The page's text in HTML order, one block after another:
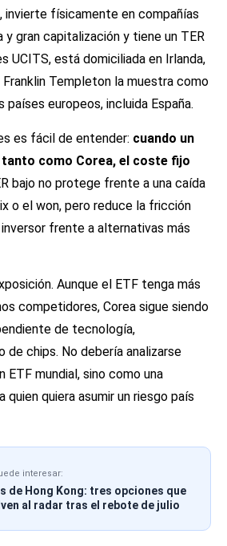
invierte físicamente en compañías
y gran capitalización y tiene un TER
UCITS, está domiciliada en Irlanda,
Templeton la muestra como
países europeos, incluida España.
es fácil de entender: cuando un
tanto como Corea, el coste fijo
bajo no protege frente a una caída
o el won, pero reduce la fricción
frente a alternativas más
Aunque el ETF tenga más
competidores, Corea sigue siendo
de tecnología,
chips. No debería analizarse
mundial, sino como una
quiera asumir un riesgo país
interesar:
de Hong Kong: tres opciones que
al radar tras el rebote de julio